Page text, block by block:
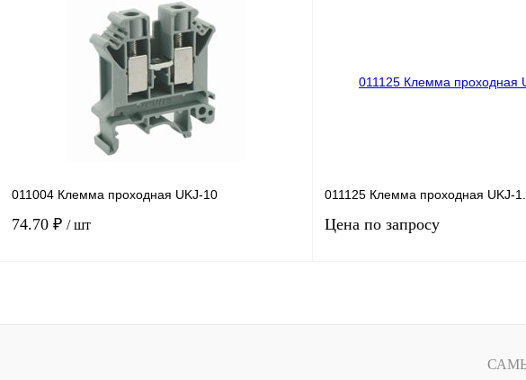
Запросить цену
Купить в 1 клик Сравнение
Под заказ
011004 Клемма проходная UKJ-10
74.70 ₽ / шт
011125 Клемма проходная UKJ-
Цена по запросу
Запросить цену